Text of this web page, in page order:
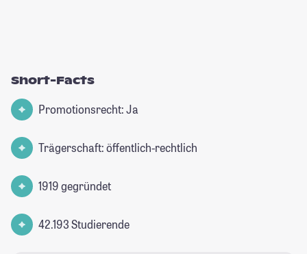
Short-Facts
Promotionsrecht: Ja
Trägerschaft: öffentlich-rechtlich
1919 gegründet
42.193 Studierende